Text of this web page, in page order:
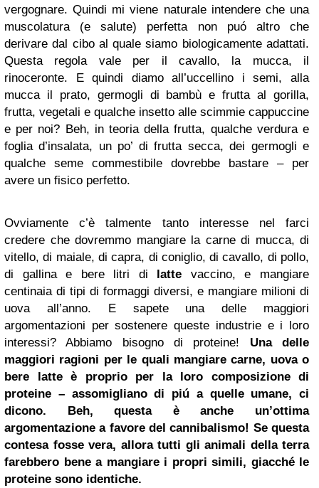
vergognare. Quindi mi viene naturale intendere che una
muscolatura (e salute) perfetta non puó altro che
derivare dal cibo al quale siamo biologicamente adattati.
Questa regola vale per il cavallo, la mucca, il
rinoceronte. E quindi diamo all’uccellino i semi, alla
mucca il prato, germogli di bambù e frutta al gorilla,
frutta, vegetali e qualche insetto alle scimmie cappuccine
e per noi? Beh, in teoria della frutta, qualche verdura e
foglia d’insalata, un po’ di frutta secca, dei germogli e
qualche seme commestibile dovrebbe bastare – per
avere un fisico perfetto.
Ovviamente c’è talmente tanto interesse nel farci
credere che dovremmo mangiare la carne di mucca, di
vitello, di maiale, di capra, di coniglio, di cavallo, di pollo,
di gallina e bere litri di latte vaccino, e mangiare
centinaia di tipi di formaggi diversi, e mangiare milioni di
uova all’anno. E sapete una delle maggiori
argomentazioni per sostenere queste industrie e i loro
interessi? Abbiamo bisogno di proteine! Una delle
maggiori ragioni per le quali mangiare carne, uova o
bere latte è proprio per la loro composizione di
proteine – assomigliano di piú a quelle umane, ci
dicono. Beh, questa è anche un’ottima
argomentazione a favore del cannibalismo! Se questa
contesa fosse vera, allora tutti gli animali della terra
farebbero bene a mangiare i propri simili, giacché le
proteine sono identiche.